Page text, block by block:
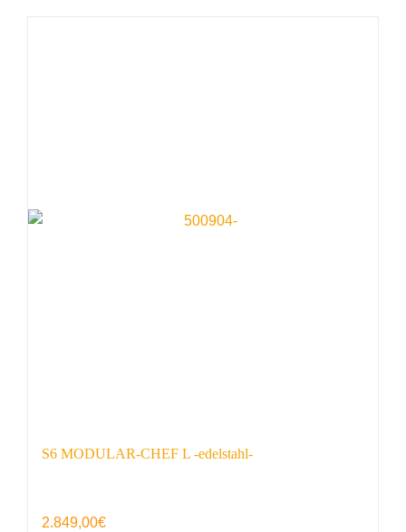
S6 MODULAR-CHEF L -edelstahl-
2.849,00€